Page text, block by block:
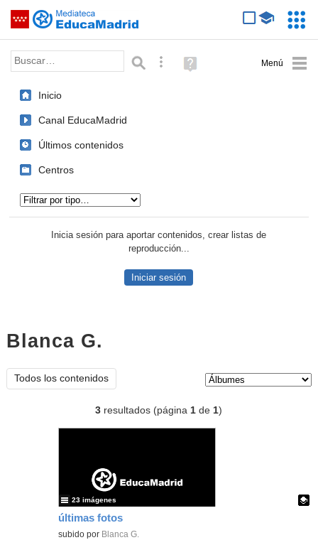
Saltar navegación
Palabra o frase: Búsqueda avanzada
Ayuda
(en
Inicio
Canal EducaMadrid
Últimos contenidos
Centros
Inicia sesión para aportar contenidos, crear listas de
reproducción...
Iniciar sesión
Blanca G.
Todos los contenidos
3 resultados (página1 de1)
últimas fotos
Contenido educativo.
subido por Blanca G.
23 imágenes